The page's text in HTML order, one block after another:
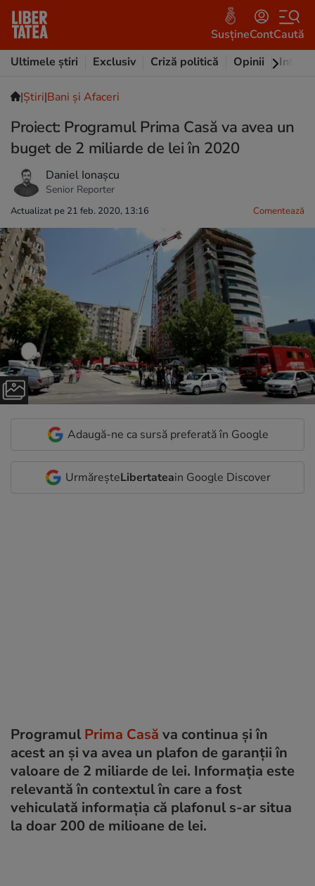
SusțineContCaută
Ultimele știri
Exclusiv Criză politică Opinii
|Ştiri|Bani și Afaceri
Proiect: Programul Prima Casă va avea un
buget de 2 miliarde de lei în 2020
Daniel Ionașcu
Senior Reporter
Actualizat pe 21 feb. 2020, 13:16 Comentează
Adaugă-ne ca sursă preferată în Google
UrmăreșteLibertateain Google Discover
Programul Prima Casă va continua și în
acest an și va avea un plafon de garanții în
valoare de 2 miliarde de lei. Informația este
relevantă în contextul în care a fost
vehiculată informația că plafonul s-ar situa
la doar 200 de milioane de lei.